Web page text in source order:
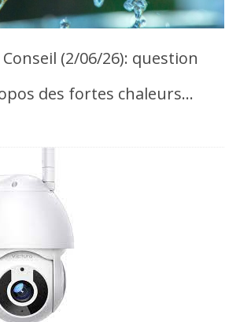
(2/06/26): question
des fortes chaleurs…